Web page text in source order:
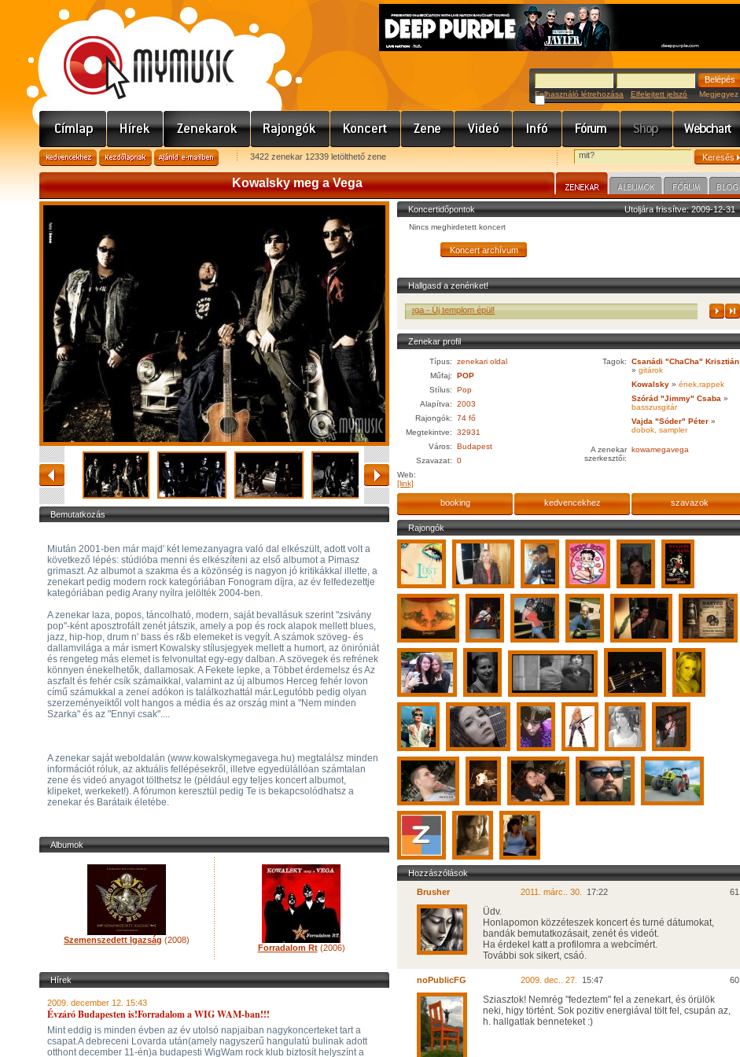
Felhasználó létrehozása Elfelejtett jelszó Megjegyez
3422 zenekar 12339 letölthető zene
Kowalsky meg a Vega
Bemutatkozás
Miután 2001-ben már majd' két lemezanyagra való dal elkészült, adott volt a
következő lépés: stúdióba menni és elkészíteni az első albumot a Pimasz
grimaszt. Az albumot a szakma és a közönség is nagyon jó kritikákkal illette, a
zenekart pedig modern rock kategóriában Fonogram díjra, az év felfedezettje
kategóriában pedig Arany nyílra jelölték 2004-ben.
A zenekar laza, popos, táncolható, modern, saját bevallásuk szerint "zsivány
pop"-ként aposztrofált zenét játszik, amely a pop és rock alapok mellett blues,
jazz, hip-hop, drum n' bass és r&b elemeket is vegyít. A számok szöveg- és
dallamvilága a már ismert Kowalsky stílusjegyek mellett a humort, az öniróniát
és rengeteg más elemet is felvonultat egy-egy dalban. A szövegek és refrének
könnyen énekelhetők, dallamosak. A Fekete lepke, a Többet érdemelsz és Az
aszfalt és fehér csík számaikkal, valamint az új albumos Herceg fehér lovon
című számukkal a zenei adókon is találkozhattál már.Legutóbb pedig olyan
szerzeményeiktől volt hangos a média és az ország mint a "Nem minden
Szarka" és az "Ennyi csak"....
A zenekar saját weboldalán (www.kowalskymegavega.hu) megtalálsz minden
információt róluk, az aktuális fellépésekről, illetve egyedülállóan számtalan
zene és videó anyagot tölthetsz le (például egy teljes koncert albumot,
klipeket, werkeket!). A fórumon keresztül pedig Te is bekapcsolódhatsz a
zenekar és Barátaik életébe.
Albumok
Szemenszedett Igazság (2008)
Forradalom Rt(2006)
Hírek
2009. december 12. 15:43
Évzáró Budapesten is!Forradalom a WIG WAM-ban!!!
Mint eddig is minden évben az év utolsó napjaiban nagykoncerteket tart a
csapat.A debreceni Lovarda után(amely nagyszerű hangulatú bulinak adott
otthont december 11-én)a budapesti WigWam rock klub biztosít helyszínt a
Utoljára frissítve: 2009-12-31
Koncertidőpontok
Nincs meghirdetett koncert
Hallgasd a zenénket!
Kowalsky meg a Vega - Új templom épül!
Zenekar profil
Típus:
zenekari oldal
Műfaj:
POP
Stílus:
Pop
Alapítva:
2003
Rajongók:
74 fő
Megtekintve:
32931
Város:
Budapest
Szavazat:
0
Web:
[link]
Tagok:
Csanádi "ChaCha" Krisztián
» gitárok
Kowalsky » ének,rappek
Szórád "Jimmy" Csaba »
basszusgitár
Vajda "Sóder" Péter »
dobok, sampler
A zenekar
szerkesztői:
kowamegavega
booking kedvencekhez szavazok
Rajongók
Hozzászólások
Brusher
2011. márc.. 30. 17:22 61
Üdv.
Honlapomon közzéteszek koncert és turné dátumokat,
bandák bemutatkozásait, zenét és videót.
Ha érdekel katt a profilomra a webcímért.
További sok sikert, csáó.
noPublicFG 2009. dec.. 27. 15:47 60
Sziasztok! Nemrég "fedeztem" fel a zenekart, és örülök
neki, higy történt. Sok pozitiv energiával tölt fel, csupán az,
h. hallgatlak benneteket :)